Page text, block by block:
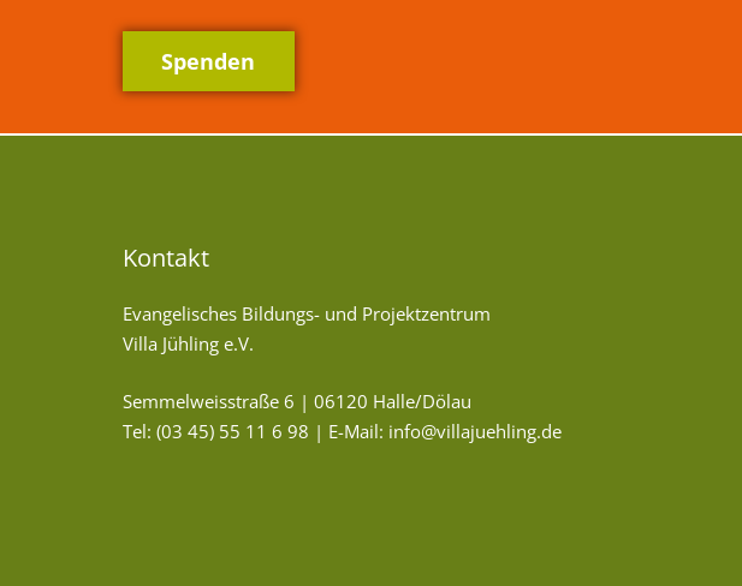
Spenden
Kontakt
Evangelisches Bildungs- und Projektzentrum
Villa Jühling e.V.
Semmelweisstraße 6 | 06120 Halle/Dölau
Tel: (03 45) 55 11 6 98 | E-Mail: info@villajuehling.de